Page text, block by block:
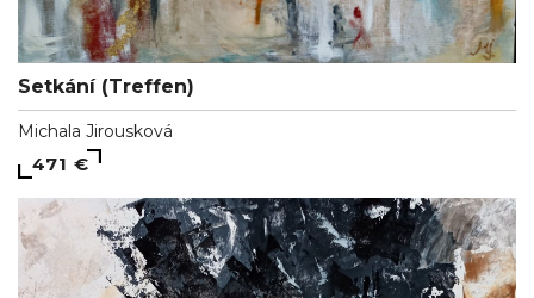
Setkání (Treffen)
Michala Jirousková
471 €